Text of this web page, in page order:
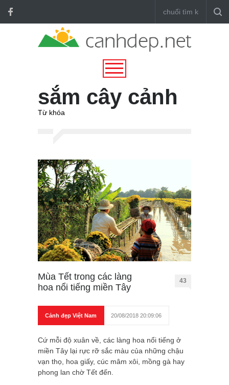
sắm cây cảnh
Từ khóa
Mùa Tết trong các làng
hoa nổi tiếng miền Tây
43
Cảnh đẹp Việt Nam 20/08/2018 20:09:06
Cứ mỗi độ xuân về, các làng hoa nổi tiếng ở
miền Tây lại rực rỡ sắc màu của những chậu
vạn thọ, hoa giấy, cúc mâm xôi, mồng gà hay
phong lan chờ Tết đến.